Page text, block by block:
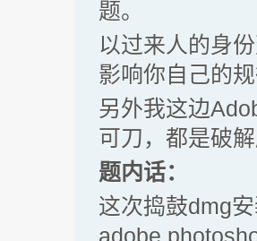
题。
以过来人的身
影响你自己的
另外我这边
可刀，都是破
题内话：
这次捣鼓dmg
adobe